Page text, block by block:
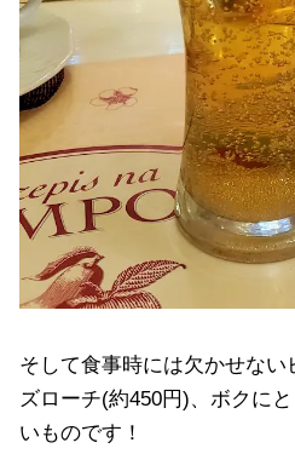
そして食事時には欠かせない
ズローチ(約450円)、ボクに
いものです！